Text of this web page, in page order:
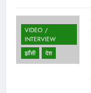
VIDEO /
INTERVIEW
झाँसी
देश